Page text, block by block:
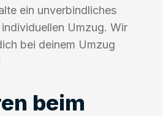
ein unverbindliches
Umzug. Wir
bei deinem Umzug
beim